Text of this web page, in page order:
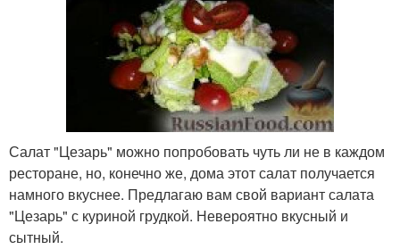
Салат "Цезарь" можно попробовать чуть ли не в каждом
ресторане, но, конечно же, дома этот салат получается
намного вкуснее. Предлагаю вам свой вариант салата
"Цезарь" с куриной грудкой. Невероятно вкусный и
сытный.